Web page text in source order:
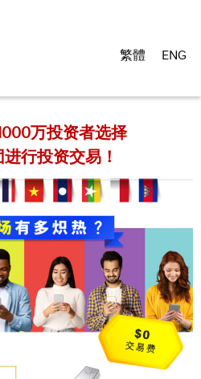
繁體 ENG
万投资者选择
行投资交易！